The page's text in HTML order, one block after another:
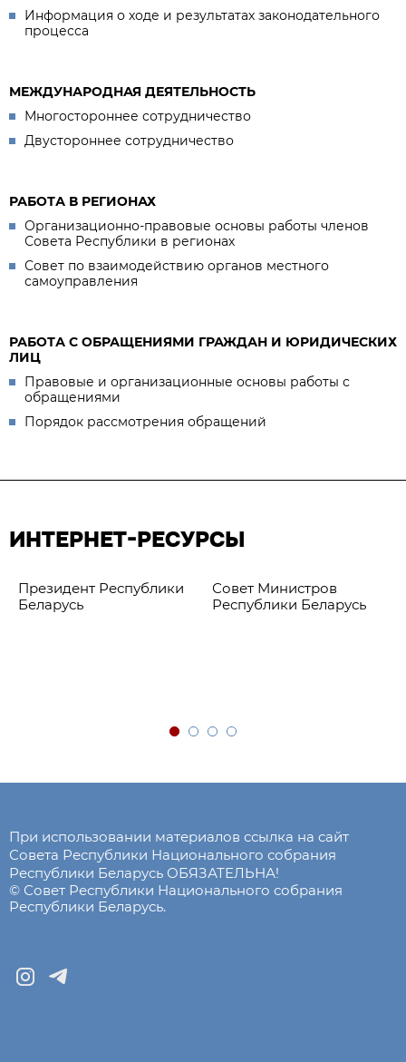
Информация о ходе и результатах законодательного
процесса
МЕЖДУНАРОДНАЯ ДЕЯТЕЛЬНОСТЬ
Многостороннее сотрудничество
Двустороннее сотрудничество
РАБОТА В РЕГИОНАХ
Организационно-правовые основы работы членов
Совета Республики в регионах
Совет по взаимодействию органов местного
самоуправления
РАБОТА С ОБРАЩЕНИЯМИ ГРАЖДАН И ЮРИДИЧЕСКИХ
ЛИЦ
Правовые и организационные основы работы с
обращениями
Порядок рассмотрения обращений
ИНТЕРНЕТ-РЕСУРСЫ
Президент Республики
Беларусь
Совет Министров
Республики Беларусь
При использовании материалов ссылка на сайт
Совета Республики Национального собрания
Республики Беларусь ОБЯЗАТЕЛЬНА!
© Совет Республики Национального собрания
Республики Беларусь.